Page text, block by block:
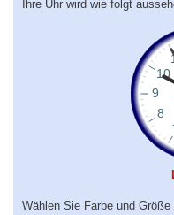
Ihre Uhr wird wie folgt
Wählen Sie Farbe und